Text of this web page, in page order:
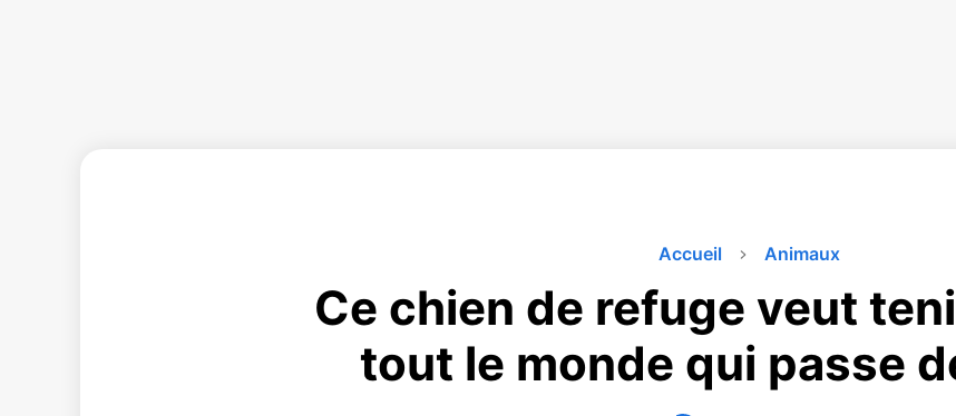
Accueil Animaux
Ce chien de refuge veut
tout le monde qui passe